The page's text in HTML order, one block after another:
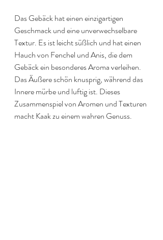
Das Gebäck hat einen einzigartigen
Geschmack und eine unverwechselbare
Textur. Es ist leicht süßlich und hat einen
Hauch von Fenchel und Anis, die dem
Gebäck ein besonderes Aroma verleihen.
Das Äußere schön knusprig, während das
Innere mürbe und luftig ist. Dieses
Zusammenspiel von Aromen und Texturen
macht Kaak zu einem wahren Genuss.